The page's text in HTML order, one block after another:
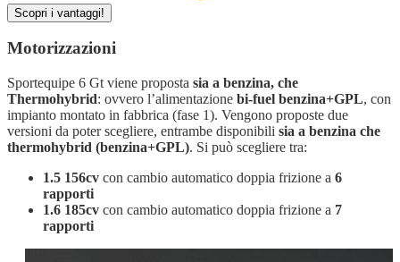
Scopri i vantaggi!
Motorizzazioni
Sportequipe 6 Gt viene proposta sia a benzina, che
Thermohybrid: ovvero l’alimentazione bi-fuel benzina+GPL, con
impianto montato in fabbrica (fase 1). Vengono proposte due
versioni da poter scegliere, entrambe disponibili sia a benzina che
thermohybrid (benzina+GPL). Si può scegliere tra:
1.5 156cv con cambio automatico doppia frizione a 6
rapporti
1.6 185cv con cambio automatico doppia frizione a 7
rapporti